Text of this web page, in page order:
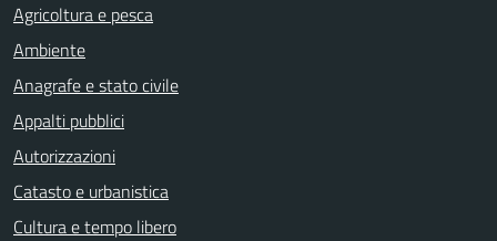
Agricoltura e pesca
Ambiente
Anagrafe e stato civile
Appalti pubblici
Autorizzazioni
Catasto e urbanistica
Cultura e tempo libero